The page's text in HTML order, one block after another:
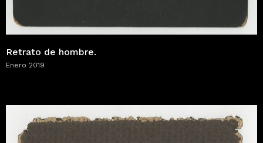
Retrato de hombre.
Enero 2019